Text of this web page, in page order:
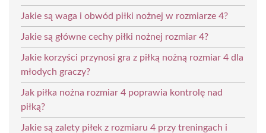
Jakie są waga i obwód piłki nożnej w rozmiarze 4?
Jakie są główne cechy piłki nożnej rozmiar 4?
Jakie korzyści przynosi gra z piłką nożną rozmiar 4 dla
młodych graczy?
Jak piłka nożna rozmiar 4 poprawia kontrolę nad
piłką?
Jakie są zalety piłek z rozmiaru 4 przy treningach i